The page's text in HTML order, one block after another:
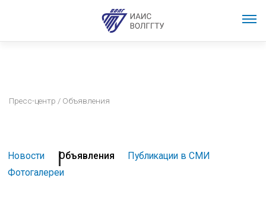
Пресс-центр / Объявления
Новости Объявления
Публикации в СМИ
Фотогалереи